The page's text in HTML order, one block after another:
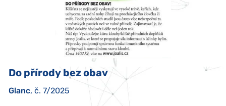
Do přírody bez obav
Glanc, č. 7/2025